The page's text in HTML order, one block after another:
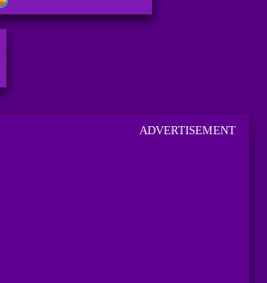
ADVERTISEMENT